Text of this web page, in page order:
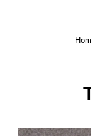
exploring